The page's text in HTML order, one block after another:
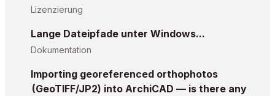
Lizenzierung
Lange Dateipfade unter Windows...
Dokumentation
Importing georeferenced orthophotos
(GeoTIFF/JP2) into ArchiCAD — is there any